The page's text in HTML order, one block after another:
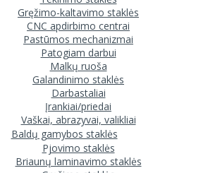
Gręžimo-kaltavimo staklės
CNC apdirbimo centrai
Pastūmos mechanizmai
Patogiam darbui
Malkų ruoša
Galandinimo staklės
Darbastaliai
Įrankiai/priedai
Vaškai, abrazyvai, valikliai
Baldų gamybos staklės
Pjovimo staklės
Briaunų laminavimo staklės